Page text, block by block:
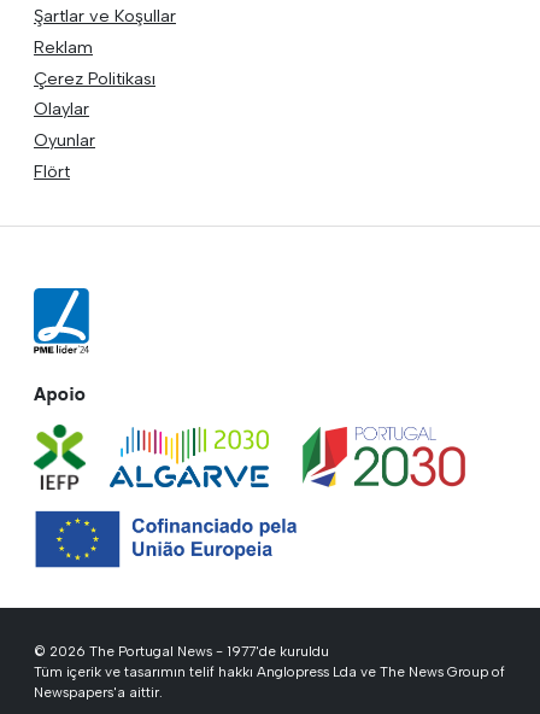
Şartlar ve Koşullar
Reklam
Çerez Politikası
Olaylar
Oyunlar
Flört
Apoio
© 2026 The Portugal News - 1977'de kuruldu
Tüm içerik ve tasarımın telif hakkı Anglopress Lda ve The News Group of
Newspapers'a aittir.